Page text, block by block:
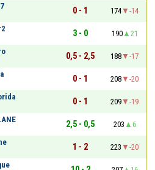
0 - 1 174
-14
3 - 0 190
21
0,5 - 2,5 188
-17
0 - 1 208
-20
0 - 1 209
-19
2,5 - 0,5 203
6
1 - 2 223
-20